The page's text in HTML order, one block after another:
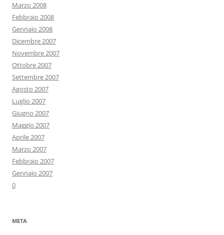
Marzo 2008
Febbraio 2008
Gennaio 2008
Dicembre 2007
Novembre 2007
Ottobre 2007
Settembre 2007
Agosto 2007
Luglio 2007
Giugno 2007
Maggio 2007
Aprile 2007
Marzo 2007
Febbraio 2007
Gennaio 2007
0
META